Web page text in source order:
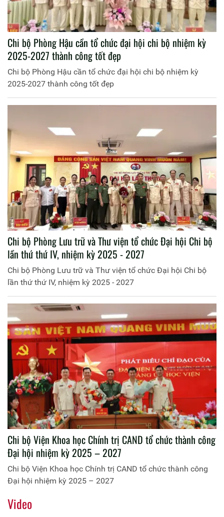
Chi bộ Phòng Hậu cần tổ chức đại hội chi bộ nhiệm kỳ
2025-2027 thành công tốt đẹp
Chi bộ Phòng Hậu cần tổ chức đại hội chi bộ nhiệm kỳ
2025-2027 thành công tốt đẹp
Chi bộ Phòng Lưu trữ và Thư viện tổ chức Đại hội Chi bộ
lần thứ thứ IV, nhiệm kỳ 2025 - 2027
Chi bộ Phòng Lưu trữ và Thư viện tổ chức Đại hội Chi bộ
lần thứ thứ IV, nhiệm kỳ 2025 - 2027
Chi bộ Viện Khoa học Chính trị CAND tổ chức thành công
Đại hội nhiệm kỳ 2025 – 2027
Chi bộ Viện Khoa học Chính trị CAND tổ chức thành công
Đại hội nhiệm kỳ 2025 – 2027
Video